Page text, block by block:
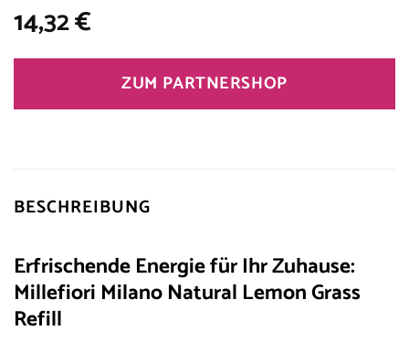
14,32€
ZUM PARTNERSHOP
BESCHREIBUNG
Erfrischende Energie für Ihr Zuhause:
Millefiori Milano Natural Lemon Grass
Refill